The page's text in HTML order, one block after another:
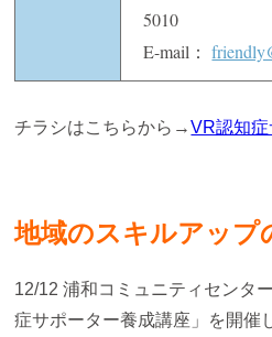
5010
E-mail：
チラシはこちらから→VR認知
地域のスキルアップ
12/12 浦和コミュニティセンタ
症サポーター養成講座」を開催